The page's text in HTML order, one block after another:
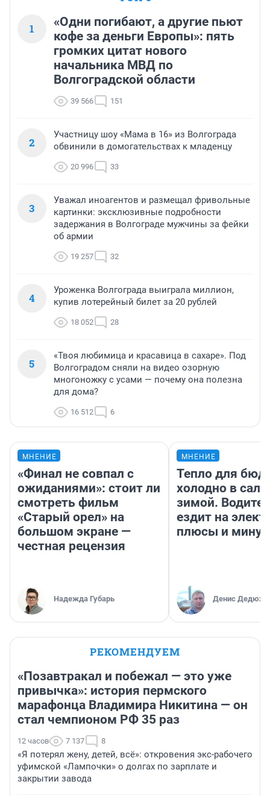
1
«Одни погибают, а другие пьют
кофе за деньги Европы»: пять
громких цитат нового
начальника МВД по
Волгоградской области
39 566 151
2
Участницу шоу «Мама в 16» из Волгограда
обвинили в домогательствах к младенцу
20 996 33
3
Уважал иноагентов и размещал фривольные
картинки: эксклюзивные подробности
задержания в Волгограде мужчины за фейки
об армии
19 257 32
4
Уроженка Волгограда выиграла миллион,
купив лотерейный билет за 20 рублей
18 052 28
5
«Твоя любимица и красавица в сахаре». Под
Волгоградом сняли на видео озорную
многоножку с усами — почему она полезна
для дома?
16 512 6
МНЕНИЕ
«Финал не совпал с
ожиданиями»: стоит ли
смотреть фильм
«Старый орел» на
большом экране —
честная рецензия
Надежда Губарь
МНЕНИЕ
Тепло для
холодно в
зимой.
ездит на
плюсы и
Денис
РЕКОМЕНДУЕМ
«Позавтракал и побежал — это уже
привычка»: история пермского
марафонца Владимира Никитина — он
стал чемпионом РФ 35 раз
12 часов 7 137 8
«Я потерял жену, детей, всё»: откровения экс-рабочего
уфимской «Лампочки» о долгах по зарплате и
закрытии завода